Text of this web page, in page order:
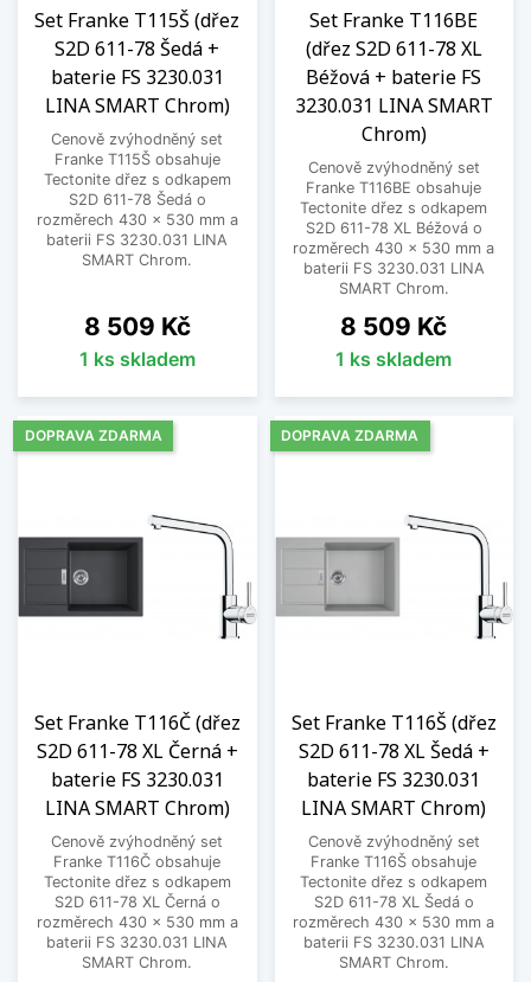
Set Franke T115Š (dřez
S2D 611-78 Šedá +
baterie FS 3230.031
LINA SMART Chrom)
Cenově zvýhodněný set
Franke T115Š obsahuje
Tectonite dřez s odkapem
S2D 611-78 Šedá o
rozměrech 430 x 530 mm a
baterii FS 3230.031 LINA
SMART Chrom.
Cena
8 509 Kč
1 ks skladem
Set Franke T116BE
(dřez S2D 611-78 XL
Béžová + baterie FS
3230.031 LINA SMART
Chrom)
Cenově zvýhodněný set
Franke T116BE obsahuje
Tectonite dřez s odkapem
S2D 611-78 XL Béžová o
rozměrech 430 x 530 mm a
baterii FS 3230.031 LINA
SMART Chrom.
Cena
8 509 Kč
1 ks skladem
Set Franke T116Č (dřez
S2D 611-78 XL Černá +
baterie FS 3230.031
LINA SMART Chrom)
Cenově zvýhodněný set
Franke T116Č obsahuje
Tectonite dřez s odkapem
S2D 611-78 XL Černá o
rozměrech 430 x 530 mm a
baterii FS 3230.031 LINA
SMART Chrom.
DOPRAVA ZDARMA
Set Franke T116Š (dřez
S2D 611-78 XL Šedá +
baterie FS 3230.031
LINA SMART Chrom)
Cenově zvýhodněný set
Franke T116Š obsahuje
Tectonite dřez s odkapem
S2D 611-78 XL Šedá o
rozměrech 430 x 530 mm a
baterii FS 3230.031 LINA
SMART Chrom.
DOPRAVA ZDARMA